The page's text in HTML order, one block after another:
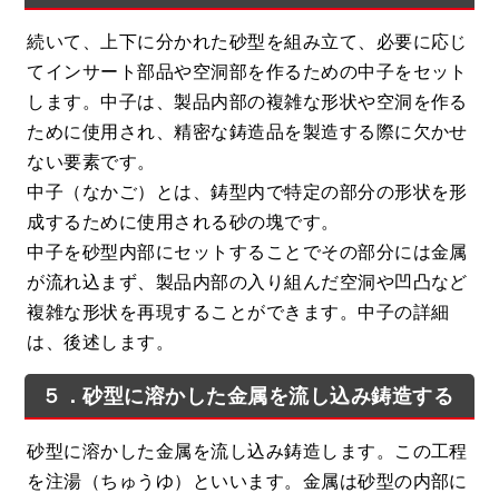
続いて、上下に分かれた砂型を組み立て、必要に応じ
てインサート部品や空洞部を作るための中子をセット
します。中子は、製品内部の複雑な形状や空洞を作る
ために使用され、精密な鋳造品を製造する際に欠かせ
ない要素です。
中子（なかご）とは、鋳型内で特定の部分の形状を形
成するために使用される砂の塊です。
中子を砂型内部にセットすることでその部分には金属
が流れ込まず、製品内部の入り組んだ空洞や凹凸など
複雑な形状を再現することができます。中子の詳細
は、後述します。
５．砂型に溶かした金属を流し込み鋳造する
砂型に溶かした金属を流し込み鋳造します。この工程
を注湯（ちゅうゆ）といいます。金属は砂型の内部に